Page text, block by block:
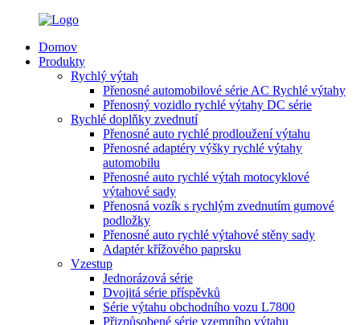
Domov
Produkty
Rychlý výtah
Přenosné automobilové série AC Rychlé výtahy
Přenosný vozidlo rychlé výtahy DC série
Rychlé doplňky zvednutí
Přenosné auto rychlé prodloužení výtahu
Přenosné adaptéry výšky rychlé výtahy
automobilu
Přenosné auto rychlé výtah motocyklové
výtahové sady
Přenosná vozík s rychlým zvednutím gumové
podložky
Přenosné auto rychlé výtahové stěny sady
Adaptér křížového paprsku
Vzestup
Jednorázová série
Dvojitá série příspěvků
Série výtahu obchodního vozu L7800
Přizpůsobené série vzemního výtahu